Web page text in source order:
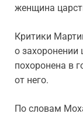
женщина
Критики
о захоронении
похоронена в
от него.
По словам